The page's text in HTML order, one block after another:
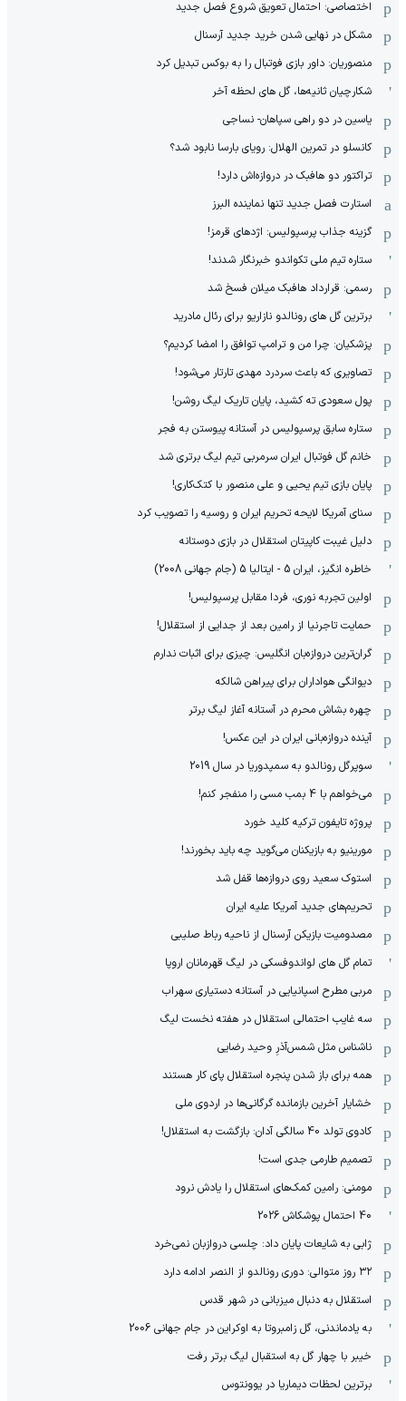
اختصاصی: احتمال تعویق شروع فصل جدید
مشکل در نهایی شدن خرید جدید آرسنال
منصوریان: داور بازی فوتبال را به بوکس تبدیل کرد
شکارچیان ثانیه‌ها، گل های لحظه آخر
یاسین در دو راهی سپاهان- نساجی
کانسلو در تمرین الهلال: رویای بارسا نابود شد؟
تراکتور دو هافبک در دروازه‌اش دارد!
استارت فصل جدید تنها نماینده البرز
گزینه جذاب پرسپولیس: اژدهای قرمز!
ستاره تیم ملی تکواندو خبرنگار شدند!
رسمی: قرارداد هافبک میلان فسخ شد
برترین گل های رونالدو نازاریو برای رئال مادرید
پزشکیان: چرا من و ترامپ توافق را امضا کردیم؟
تصاویری که باعث سردرد مهدی تارتار می‌شود!
پول سعودی ته کشید، پایان تاریک لیگ روشن!
ستاره سابق پرسپولیس در آستانه پیوستن به فجر
خانم گل فوتبال ایران سرمربی تیم لیگ برتری شد
پایان بازی تیم یحیی و علی منصور با کتک‌کاری!
سنای آمریکا لایحه تحریم ایران و روسیه را تصویب کرد
دلیل غیبت کاپیتان استقلال در بازی دوستانه
خاطره انگیز، ایران 5 - ایتالیا 5 (جام جهانی 2008)
اولین تجربه نوری، فردا مقابل پرسپولیس!
حمایت تاجرنیا از رامین بعد از جدایی از استقلال!
گران‌ترین دروازه‌بان انگلیس: چیزی برای اثبات ندارم
دیوانگی هواداران برای پیراهن شالکه
چهره بشاش محرم در آستانه آغاز لیگ برتر
آینده دروازه‌بانی ایران در این عکس!
سوپرگل رونالدو به سمپدوریا در سال 2019
می‌خواهم با 4 بمب مسی را منفجر کنم!
پروژه تایفون ترکیه کلید خورد
مورینیو به بازیکنان می‌گوید چه باید بخورند!
استوک سعید روی دروازه‌ها قفل شد
تحریم‌های جدید آمریکا علیه ایران
مصدومیت بازیکن آرسنال از ناحیه رباط صلیبی
تمام گل های لواندوفسکی در لیگ قهرمانان اروپا
مربی مطرح اسپانیایی در آستانه دستیاری سهراب
سه غایب احتمالی استقلال در هفته نخست لیگ
ناشناس مثل شمس‌آذرِ وحید رضایی
همه برای باز شدن پنجره استقلال پای کار هستند
خشایار آخرین بازمانده گرگانی‌ها در اردوی ملی
کادوی تولد 40 سالگی آدان: بازگشت به استقلال!
تصمیم طارمی جدی است!
مومنی: رامین کمک‌های استقلال را یادش نرود
40 احتمال پوشکاش 2026
ژابی به شایعات پایان داد: چلسی دروازبان نمی‌خرد
۳۲ روز متوالی: دوری رونالدو از النصر ادامه دارد
استقلال به دنبال میزبانی در شهر قدس
به یادماندنی، گل زامبروتا به اوکراین در جام جهانی 2006
خیبر با چهار گل به استقبال لیگ برتر رفت
برترین لحظات دیماریا در یوونتوس